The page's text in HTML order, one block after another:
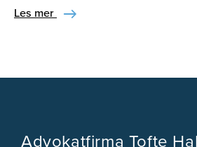
Les mer
Advokatfirma Tofte